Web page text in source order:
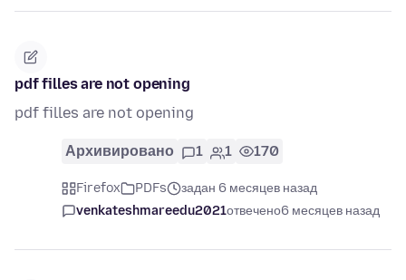
pdf filles are not opening
pdf filles are not opening
Архивировано 1 1 170
Firefox PDFs
задан 6 месяцев назад
venkateshmareedu2021отвечено6 месяцев назад